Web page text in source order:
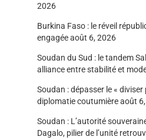
2026
Burkina Faso : le réveil
engagéeaoût 6, 2026
Soudan du Sud : le tandem
alliance entre stabilité et
Soudan : dépasser le «
diplomatie coutumièreaoût
Soudan : L’autorité
Dagalo, pilier de l’unité